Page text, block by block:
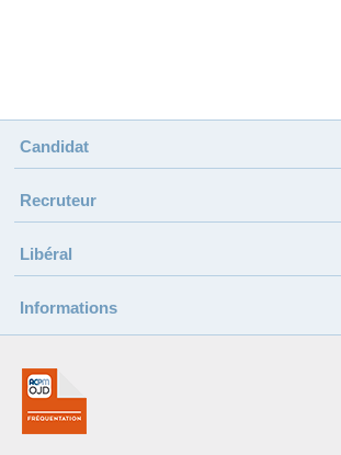
Candidat
Recruteur
Libéral
Informations